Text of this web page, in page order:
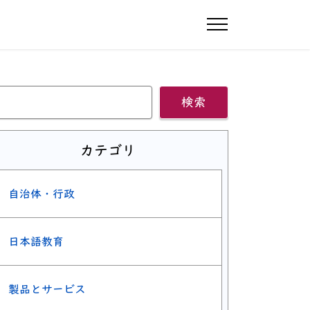
ナビゲーショ
検索
カテゴリ
自治体・行政
日本語教育
製品とサービス